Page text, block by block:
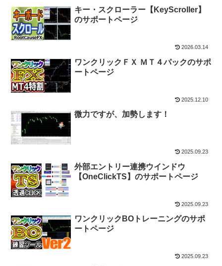
キー・スクローラー【KeyScroller】
のサポートページ
2026.03.14
ワンクリックＦＸ ＭＴ４パックのサポ
ートページ
2025.12.10
微力ですが、加勢します！
2025.09.23
外部エントリー連携ウインドウ
【OneClickTS】のサポートページ
2025.09.23
ワンクリックBOトレーニングのサポ
ートページ
2025.09.23